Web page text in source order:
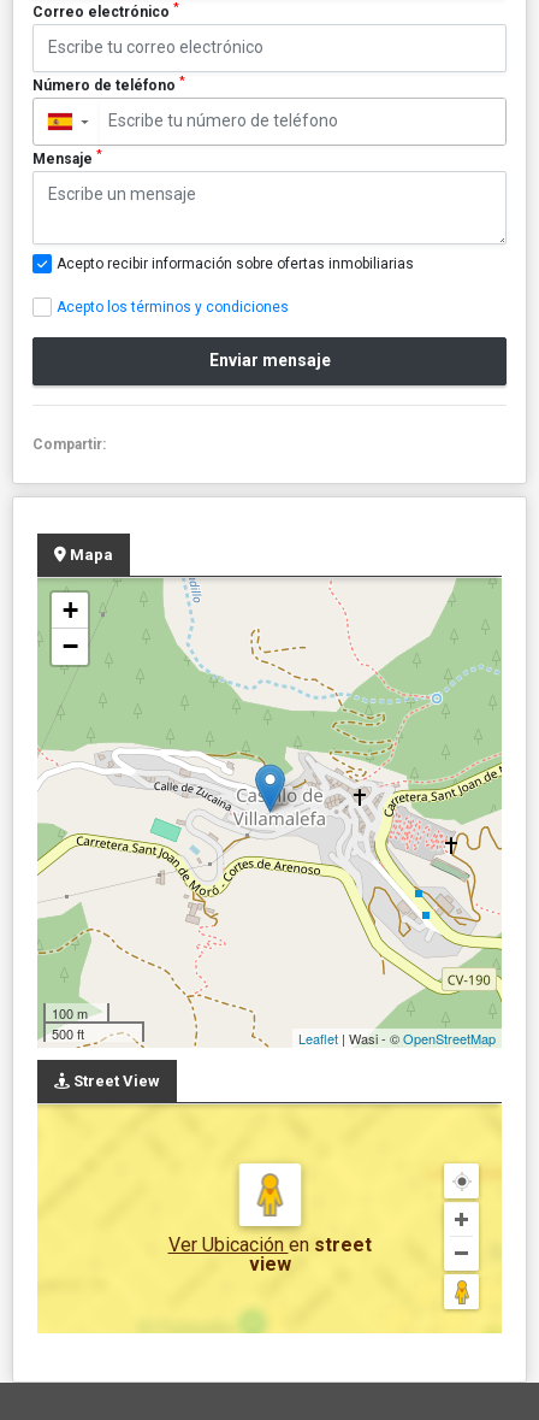
Correo electrónico *
Número de teléfono *
▼
Mensaje *
Acepto recibir información sobre ofertas inmobiliarias
Acepto los términos y condiciones
Enviar mensaje
Compartir:
Mapa
+
−
100 m
500 ft
Leaflet | Wasi - ©OpenStreetMap
Street View
Ver Ubicación en street
view